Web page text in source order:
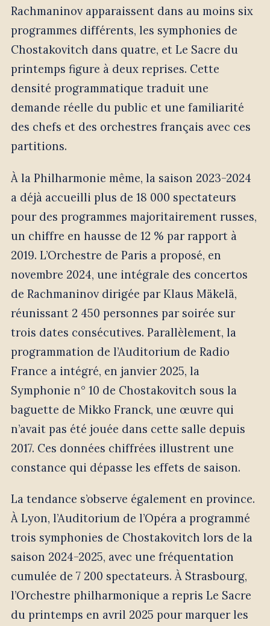
Rachmaninov apparaissent dans au moins six
programmes différents, les symphonies de
Chostakovitch dans quatre, et Le Sacre du
printemps figure à deux reprises. Cette
densité programmatique traduit une
demande réelle du public et une familiarité
des chefs et des orchestres français avec ces
partitions.
À la Philharmonie même, la saison 2023-2024
a déjà accueilli plus de 18 000 spectateurs
pour des programmes majoritairement russes,
un chiffre en hausse de 12 % par rapport à
2019. L’Orchestre de Paris a proposé, en
novembre 2024, une intégrale des concertos
de Rachmaninov dirigée par Klaus Mäkelä,
réunissant 2 450 personnes par soirée sur
trois dates consécutives. Parallèlement, la
programmation de l’Auditorium de Radio
France a intégré, en janvier 2025, la
Symphonie n° 10 de Chostakovitch sous la
baguette de Mikko Franck, une œuvre qui
n’avait pas été jouée dans cette salle depuis
2017. Ces données chiffrées illustrent une
constance qui dépasse les effets de saison.
La tendance s’observe également en province.
À Lyon, l’Auditorium de l’Opéra a programmé
trois symphonies de Chostakovitch lors de la
saison 2024-2025, avec une fréquentation
cumulée de 7 200 spectateurs. À Strasbourg,
l’Orchestre philharmonique a repris Le Sacre
du printemps en avril 2025 pour marquer les